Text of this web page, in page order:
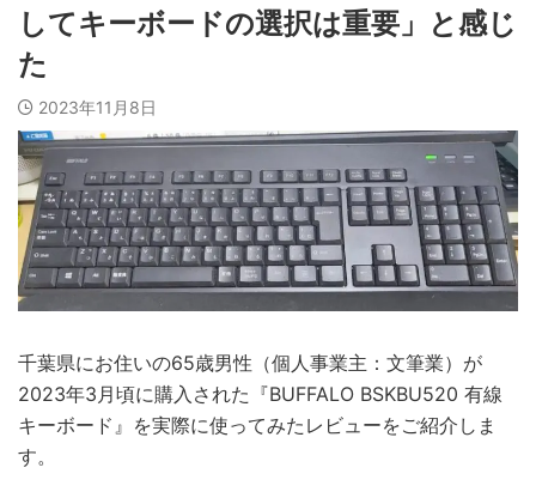
してキーボードの選択は重要」と感じ
た
2023年11月8日
千葉県にお住いの65歳男性（個人事業主：文筆業）が
2023年3月頃に購入された『BUFFALO BSKBU520 有線
キーボード』を実際に使ってみたレビューをご紹介しま
す。